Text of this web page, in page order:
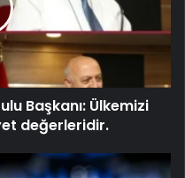
Başkanı: Ülkemizi
değerleridir.